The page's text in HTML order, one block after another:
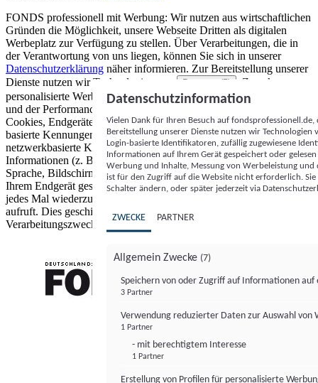
FONDS professionell mit Werbung: Wir nutzen aus wirtschaftlichen
Gründen die Möglichkeit, unsere Webseite Dritten als digitalen
Werbeplatz zur Verfügung zu stellen. Über Verarbeitungen, die in
der Verantwortung von uns liegen, können Sie sich in unserer
Datenschutzerklärung näher informieren. Zur Bereitstellung unserer
Dienste nutzen wir Technologien von
Partnern (5)
. Zwecke:
personalisierte Werbung und Inhalte, Messung von Werbeleistung
und der Performance von Inhalten sowie Zielgruppenforschung.
Cookies, Endgeräte- oder ähnliche Online-Kennungen (z. B. login-
basierte Kennungen, zufällig generierte Kennungen,
netzwerkbasierte Kennungen) können zusammen mit anderen
Informationen (z. B. Browsertyp und Browserinformationen,
Sprache, Bildschirmgröße, unterstützte Technologien usw.) auf
Ihrem Endgerät gespeichert oder von dort ausgelesen werden, um es
jedes Mal wiederzuerkennen, wenn es eine App oder einer Webseite
aufruft. Dies geschieht für einen oder mehrere der hier aufgeführten
Verarbeitungszwecke.
Datenschutzinformation
Vielen Dank für Ihren Besuch auf
Bereitstellung unserer Dienste nutzen wir Technologien
Login-basierte Identifikatoren, zufällig zugewiesene
Informationen auf Ihrem Gerät gespeichert oder
Werbung und Inhalte, Messung von Werbeleistung
ist für den Zugriff auf die Website nicht erforderlich.
Schalter ändern, oder später jederzeit via
ZWECKE PARTNER
Allgemein Zwecke (7)
Speichern von oder Zugriff auf Informationen auf
3 Partner
Verwendung reduzierter Daten zur Auswahl von
1 Partner
- mit berechtigtem Interesse
1 Partner
Erstellung von Profilen für personalisierte
FONDS professionell